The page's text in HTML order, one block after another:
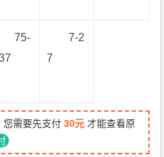
75-
7-2
7
您需要先支付30元 才能查看原